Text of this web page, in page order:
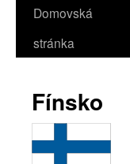
Domovská
stránka
Fínsko